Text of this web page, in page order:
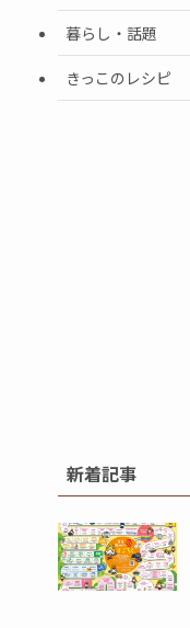
暮らし・話題
きっこのレシピ
新着記事